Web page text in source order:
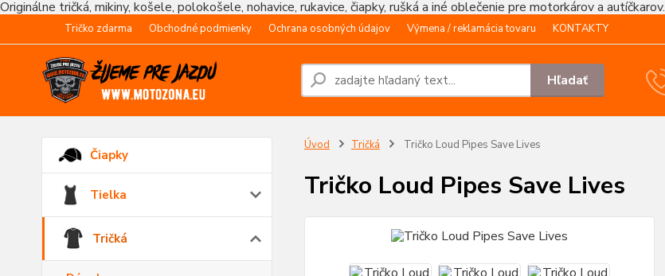
Originálne tričká, mikiny, košele, polokošele, nohavice, rukavice, čiapky, rušká a iné oblečenie pre motorkárov a autíčkarov.
Tričko zdarma Obchodné podmienky Ochrana osobných údajov Výmena / reklamácia tovaru KONTAKTY
Hľadať
Čiapky
Tielka
Tričká
Úvod Tričká Tričko Loud Pipes Save Lives
Tričko Loud Pipes Save Lives